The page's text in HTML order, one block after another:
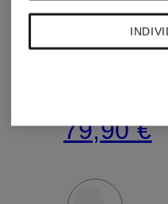
53,99 €
79,90 €